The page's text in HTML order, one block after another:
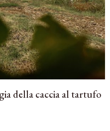
della caccia al tartufo